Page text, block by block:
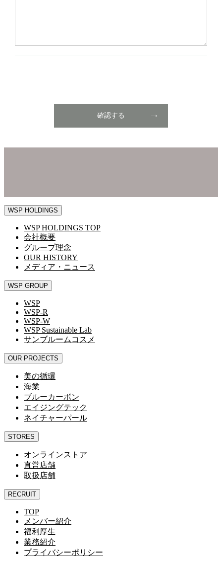
確認する
WSP HOLDINGS
WSP HOLDINGS TOP
会社概要
グループ理念
OUR HISTORY
メディア・ニュース
WSP GROUP
WSP
WSP-R
WSP-W
WSP Sustainable Lab
サンブルームコスメ
OUR PROJECTS
美の循環
海業
ブルーカーボン
エイジングテック
ネイチャーパール
STORES
オンラインストア
直営店舗
取扱店舗
RECRUIT
TOP
メンバー紹介
福利厚生
業務紹介
プライバシーポリシー